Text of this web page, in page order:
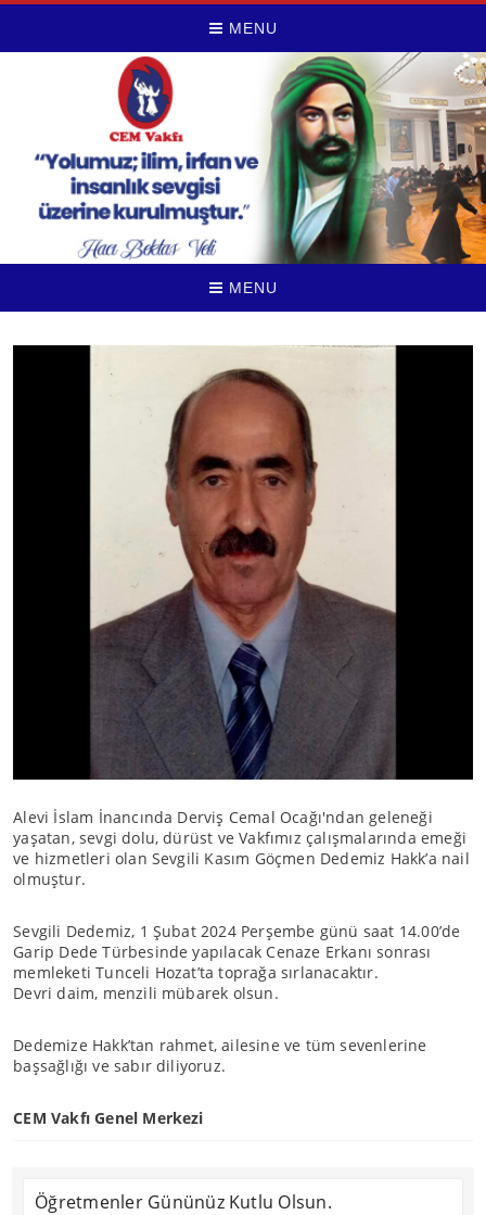
MENU
MENU
Alevi İslam İnancında Derviş Cemal Ocağı'ndan geleneği
yaşatan, sevgi dolu, dürüst ve Vakfımız çalışmalarında emeği
ve hizmetleri olan Sevgili Kasım Göçmen Dedemiz Hakk’a nail
olmuştur.
Sevgili Dedemiz, 1 Şubat 2024 Perşembe günü saat 14.00’de
Garip Dede Türbesinde yapılacak Cenaze Erkanı sonrası
memleketi Tunceli Hozat’ta toprağa sırlanacaktır.
Devri daim, menzili mübarek olsun.
Dedemize Hakk’tan rahmet, ailesine ve tüm sevenlerine
başsağlığı ve sabır diliyoruz.
CEM Vakfı Genel Merkezi
Öğretmenler Gününüz Kutlu Olsun.